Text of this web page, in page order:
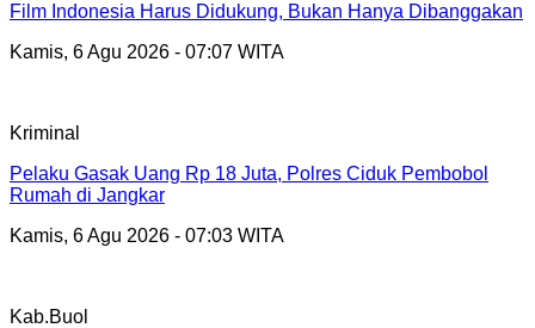
Film Indonesia Harus Didukung, Bukan Hanya Dibanggakan
Kamis, 6 Agu 2026 - 07:07 WITA
Kriminal
Pelaku Gasak Uang Rp 18 Juta, Polres Ciduk Pembobol
Rumah di Jangkar
Kamis, 6 Agu 2026 - 07:03 WITA
Kab.Buol